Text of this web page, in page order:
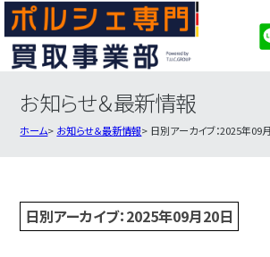
3ステップのカンタン査定
ポルシェ買取実績 会社概
お知らせ＆最新情報
ホーム お知らせ＆最新情報 日別アーカイブ：2025年09
日別アーカイブ：2025年09月20日